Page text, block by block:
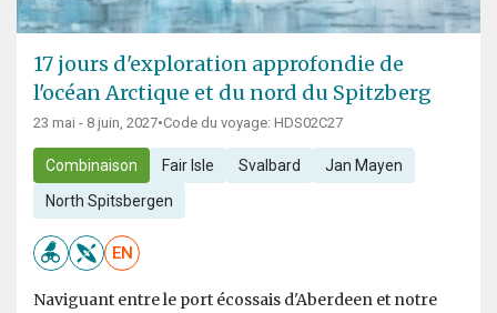
17 jours d'exploration approfondie de
l'océan Arctique et du nord du Spitzberg
23 mai - 8 juin, 2027•Code du voyage: HDS02C27
Combinaison Fair Isle Svalbard Jan Mayen
North Spitsbergen
EN
Naviguant entre le port écossais d'Aberdeen et notre